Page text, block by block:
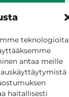
antaa meille
haitallisesti